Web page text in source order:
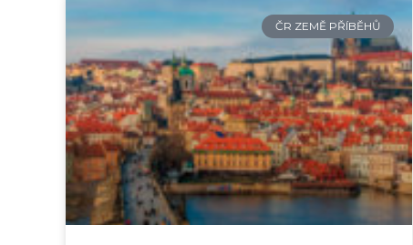
ČR ZEMĚ PŘÍBĚHŮ